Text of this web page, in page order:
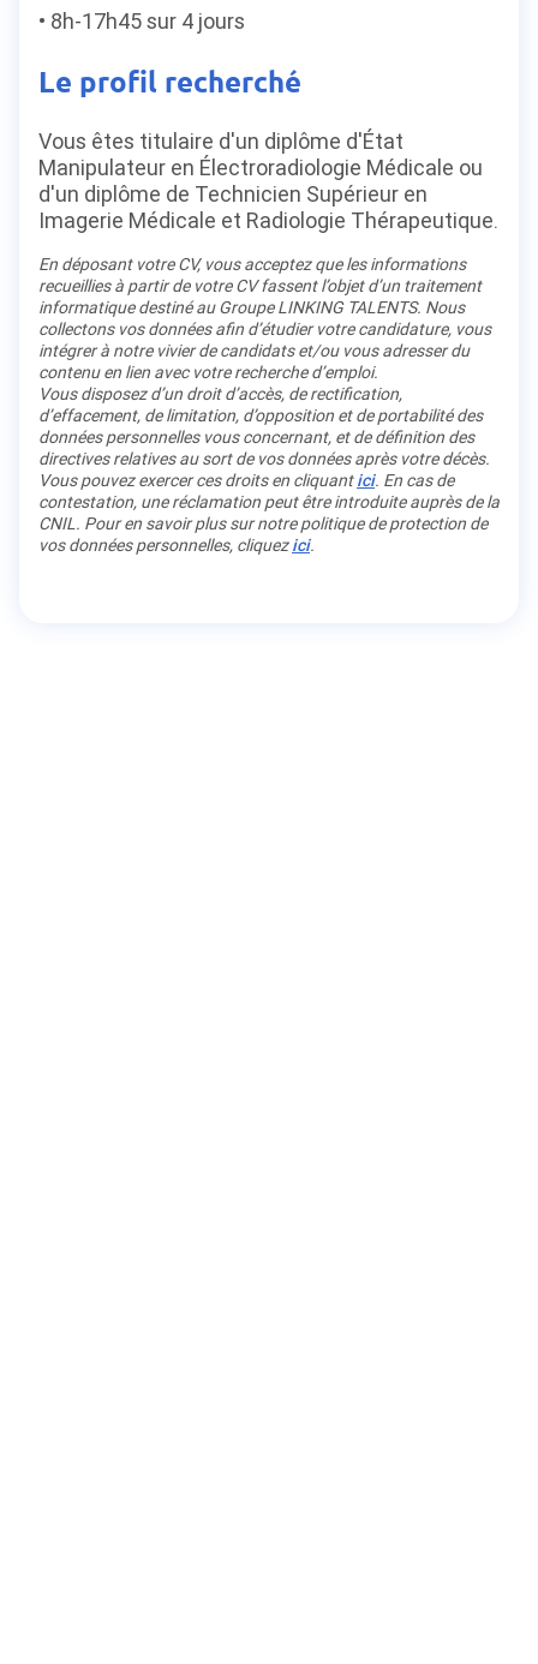
8h-17h45 sur 4 jours
Le profil recherché
Vous êtes titulaire d'un diplôme d'État
Manipulateur en Électroradiologie Médicale ou
d'un diplôme de Technicien Supérieur en
Imagerie Médicale et Radiologie Thérapeutique.
En déposant votre CV, vous acceptez que les informations
recueillies à partir de votre CV fassent l’objet d’un traitement
informatique destiné au Groupe LINKING TALENTS. Nous
collectons vos données afin d’étudier votre candidature, vous
intégrer à notre vivier de candidats et/ou vous adresser du
contenu en lien avec votre recherche d’emploi.
Vous disposez d’un droit d’accès, de rectification,
d’effacement, de limitation, d’opposition et de portabilité des
données personnelles vous concernant, et de définition des
directives relatives au sort de vos données après votre décès.
Vous pouvez exercer ces droits en cliquantici. En cas de
contestation, une réclamation peut être introduite auprès de la
CNIL. Pour en savoir plus sur notre politique de protection de
vos données personnelles, cliquezici.